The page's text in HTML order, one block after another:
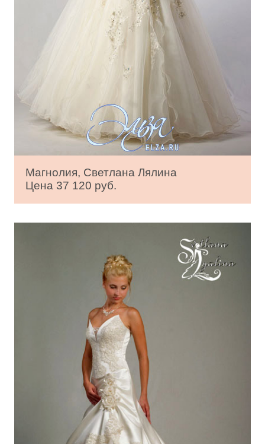
Магнолия, Светлана Лялина
Цена 37 120 руб.